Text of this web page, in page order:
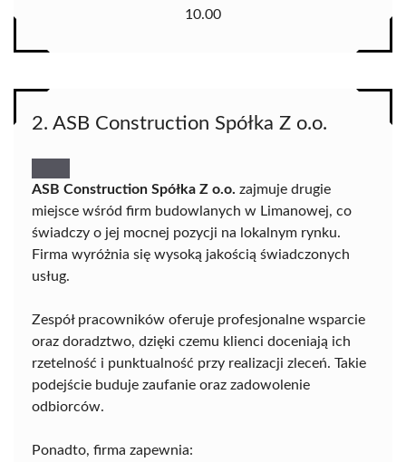
10.00
2. ASB Construction Spółka Z o.o.
ASB Construction Spółka Z o.o. zajmuje drugie
miejsce wśród firm budowlanych w Limanowej, co
świadczy o jej mocnej pozycji na lokalnym rynku.
Firma wyróżnia się wysoką jakością świadczonych
usług.
Zespół pracowników oferuje profesjonalne wsparcie
oraz doradztwo, dzięki czemu klienci doceniają ich
rzetelność i punktualność przy realizacji zleceń. Takie
podejście buduje zaufanie oraz zadowolenie
odbiorców.
Ponadto, firma zapewnia: